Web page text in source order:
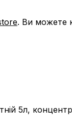
. Ви можете
5л,